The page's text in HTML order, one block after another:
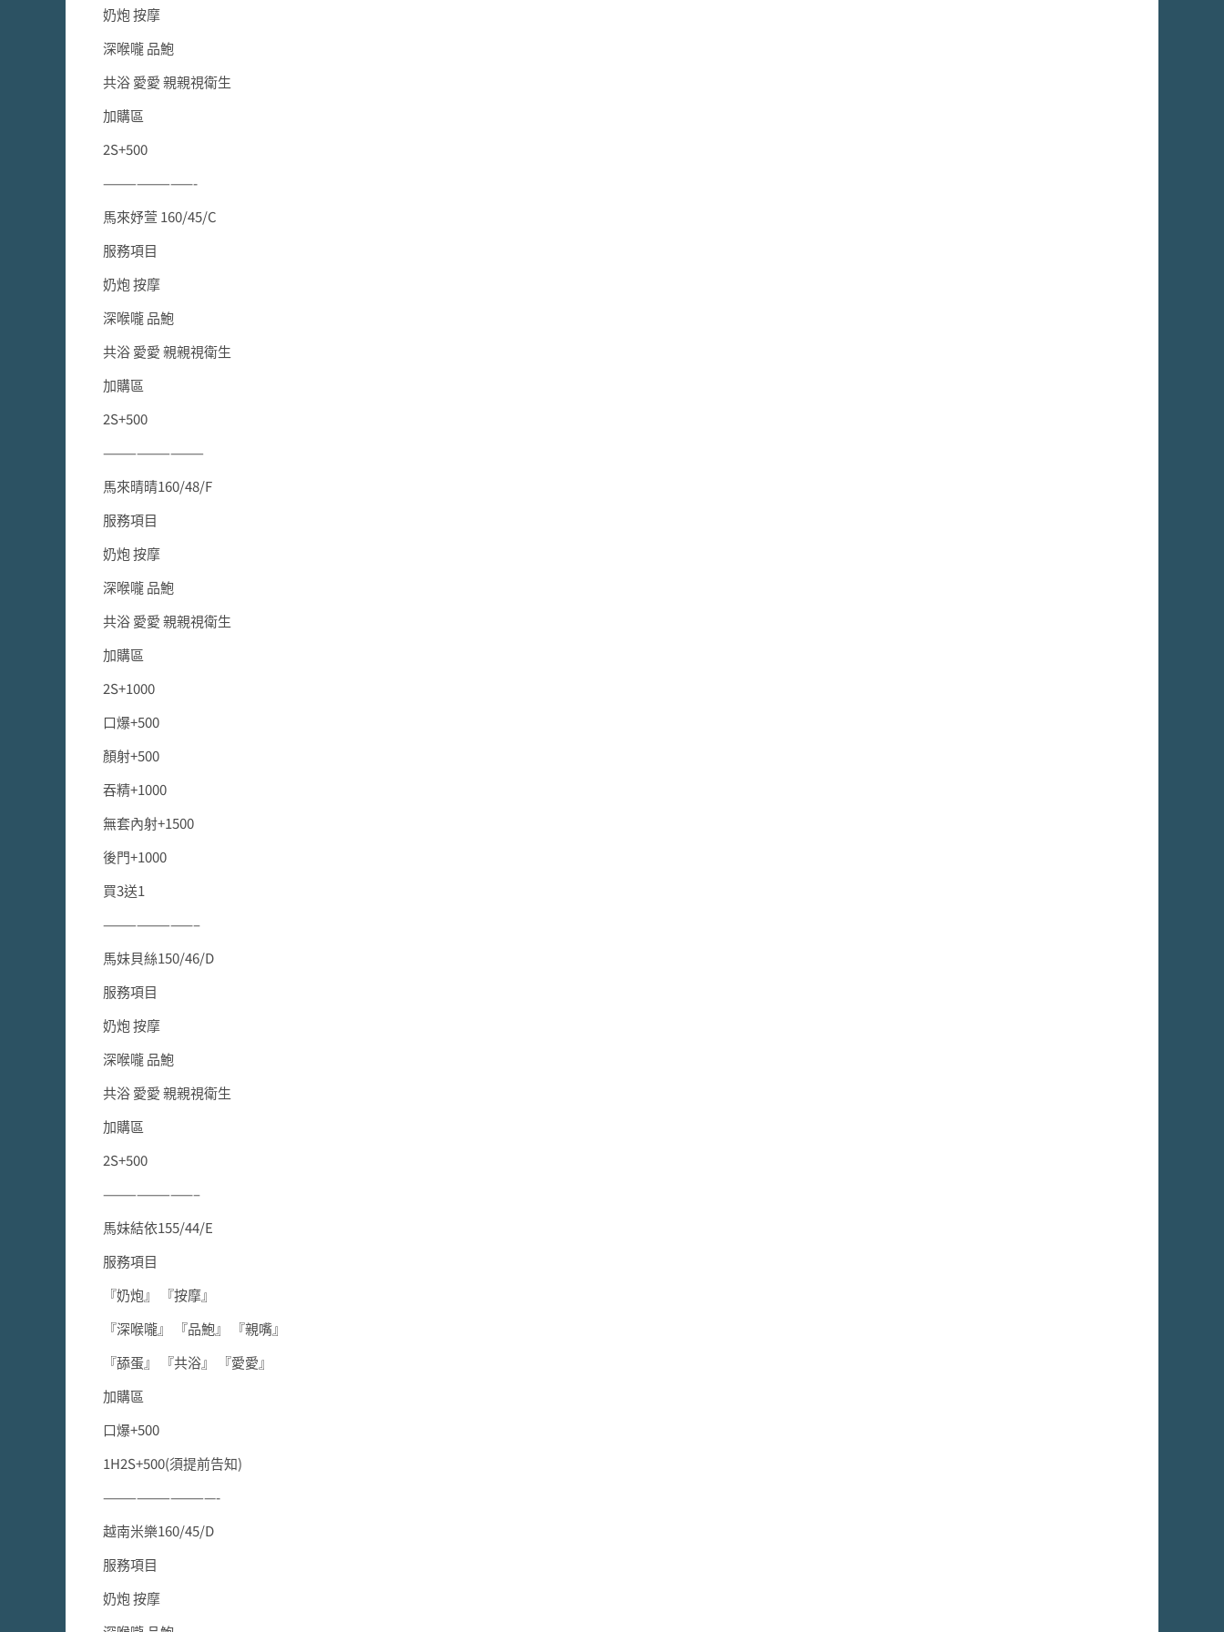
奶炮 按摩
深喉嚨 品鮑
共浴 愛愛 親親視衛生
加購區
2S+500
————————-
馬來妤萱 160/45/C
服務項目
奶炮 按摩
深喉嚨 品鮑
共浴 愛愛 親親視衛生
加購區
2S+500
—————————
馬來晴晴160/48/F
服務項目
奶炮 按摩
深喉嚨 品鮑
共浴 愛愛 親親視衛生
加購區
2S+1000
口爆+500
顏射+500
吞精+1000
無套內射+1500
後門+1000
買3送1
————————–
馬妹貝絲150/46/D
服務項目
奶炮 按摩
深喉嚨 品鮑
共浴 愛愛 親親視衛生
加購區
2S+500
————————–
馬妹結依155/44/E
服務項目
『奶炮』 『按摩』
『深喉嚨』 『品鮑』 『親嘴』
『舔蛋』 『共浴』 『愛愛』
加購區
口爆+500
1H2S+500(須提前告知)
——————————-
越南米樂160/45/D
服務項目
奶炮 按摩